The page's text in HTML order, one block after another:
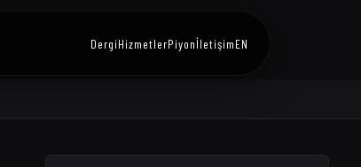
DergiHizmetlerPiyonİletişimEN